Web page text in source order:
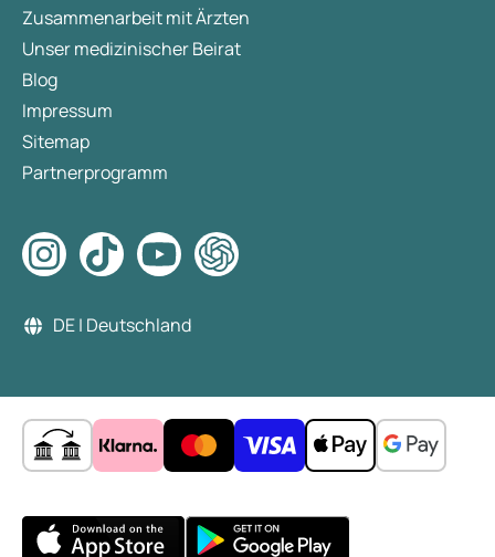
Zusammenarbeit mit Ärzten
Unser medizinischer Beirat
Blog
Impressum
Sitemap
Partnerprogramm
DE | Deutschland